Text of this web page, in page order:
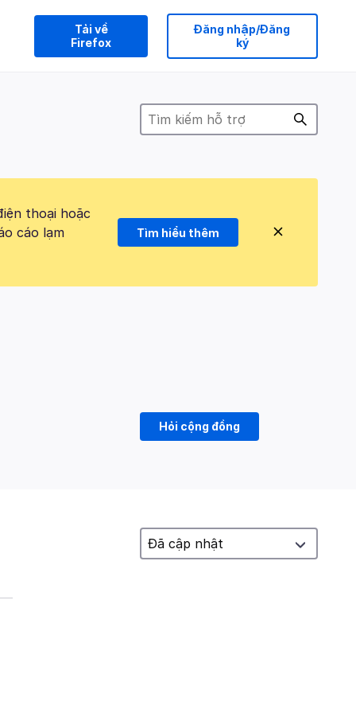
Tải về
Firefox
Đăng nhập/Đăng
ký
thoại hoặc
cáo lạm
Tìm hiểu thêm
Hỏi cộng đồng